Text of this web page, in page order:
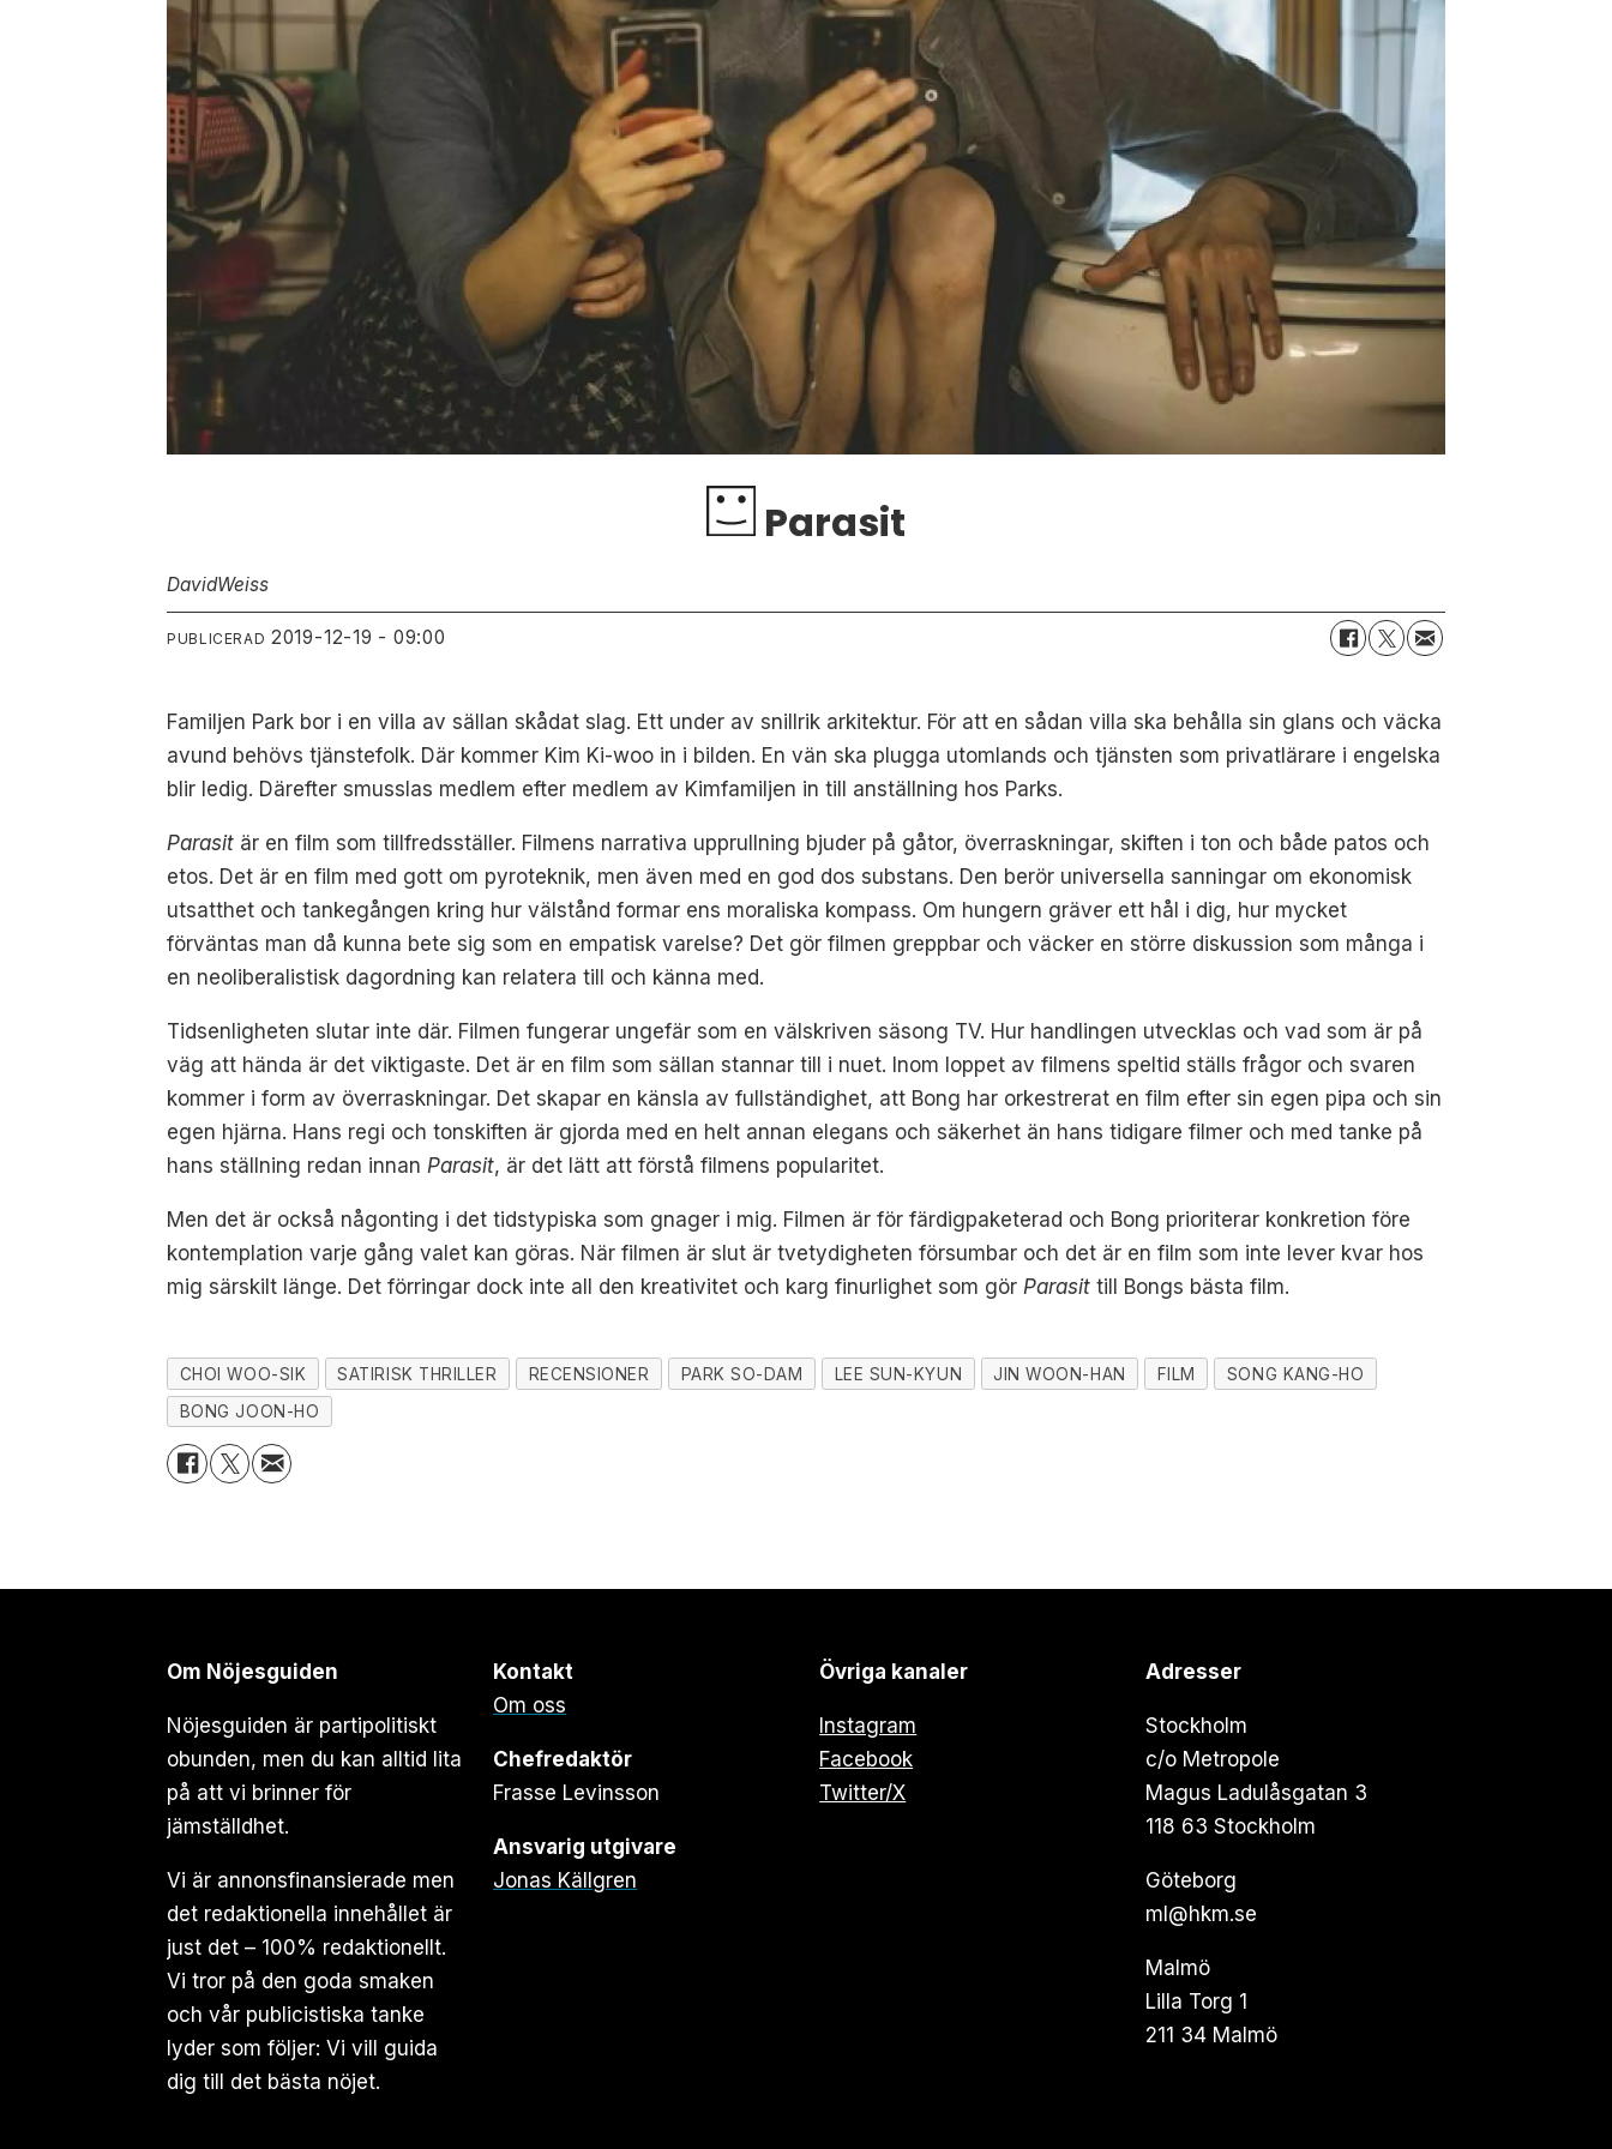
Parasit
DavidWeiss
PUBLICERAD 2019-12-19 - 09:00
Familjen Park bor i en villa av sällan skådat slag. Ett under av snillrik arkitektur. För att en sådan villa ska behålla sin glans och väcka
avund behövs tjänstefolk. Där kommer Kim Ki-woo in i bilden. En vän ska plugga utomlands och tjänsten som privatlärare i engelska
blir ledig. Därefter smusslas medlem efter medlem av Kimfamiljen in till anställning hos Parks.
Parasit är en film som tillfredsställer. Filmens narrativa upprullning bjuder på gåtor, överraskningar, skiften i ton och både patos och
etos. Det är en film med gott om pyroteknik, men även med en god dos substans. Den berör universella sanningar om ekonomisk
utsatthet och tankegången kring hur välstånd formar ens moraliska kompass. Om hungern gräver ett hål i dig, hur mycket
förväntas man då kunna bete sig som en empatisk varelse? Det gör filmen greppbar och väcker en större diskussion som många i
en neoliberalistisk dagordning kan relatera till och känna med.
Tidsenligheten slutar inte där. Filmen fungerar ungefär som en välskriven säsong TV. Hur handlingen utvecklas och vad som är på
väg att hända är det viktigaste. Det är en film som sällan stannar till i nuet. Inom loppet av filmens speltid ställs frågor och svaren
kommer i form av överraskningar. Det skapar en känsla av fullständighet, att Bong har orkestrerat en film efter sin egen pipa och sin
egen hjärna. Hans regi och tonskiften är gjorda med en helt annan elegans och säkerhet än hans tidigare filmer och med tanke på
hans ställning redan innanParasit, är det lätt att förstå filmens popularitet.
Men det är också någonting i det tidstypiska som gnager i mig. Filmen är för färdigpaketerad och Bong prioriterar konkretion före
kontemplation varje gång valet kan göras. När filmen är slut är tvetydigheten försumbar och det är en film som inte lever kvar hos
mig särskilt länge. Det förringar dock inte all den kreativitet och karg finurlighet som görParasit till Bongs bästa film.
CHOI WOO-SIK SATIRISK THRILLER RECENSIONER PARK SO-DAM LEE SUN-KYUN JIN WOON-HAN FILM
SONG KANG-HO
BONG JOON-HO
Om Nöjesguiden
Nöjesguiden är partipolitiskt
obunden, men du kan alltid lita
på att vi brinner för
jämställdhet.
Vi är annonsfinansierade men
det redaktionella innehållet är
just det – 100% redaktionellt.
Vi tror på den goda smaken
och vår publicistiska tanke
lyder som följer: Vi vill guida
dig till det bästa nöjet.
Kontakt
Om oss
Chefredaktör
Frasse Levinsson
Ansvarig utgivare
Jonas Källgren
Övriga kanaler
Instagram
Facebook
Twitter/X
Adresser
Stockholm
c/o Metropole
Magus Ladulåsgatan 3
118 63 Stockholm
Göteborg
ml@hkm.se
Malmö
Lilla Torg 1
211 34 Malmö